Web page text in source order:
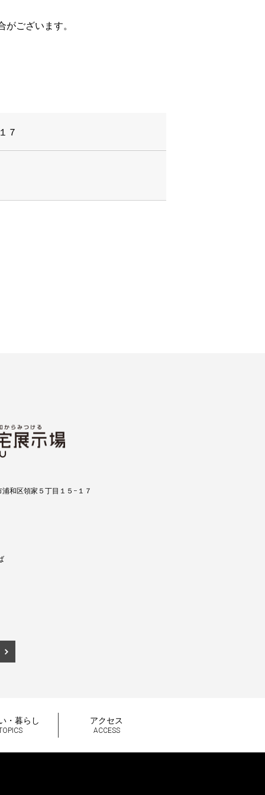
ございます。
７
和区領家５丁目１５−１７
・暮らし アクセス
ACCESS